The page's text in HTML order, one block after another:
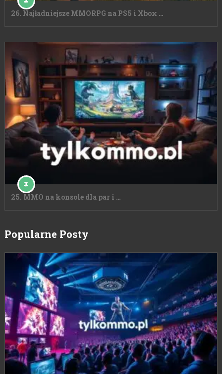
26. Najładniejsze MMORPG na PS5 i Xbox …
25. MMO na konsole dla par i …
Popularne Posty